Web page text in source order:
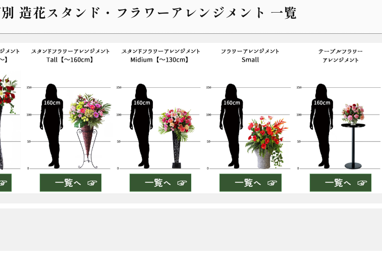
造花スタンド・フラワーアレンジメント 一覧